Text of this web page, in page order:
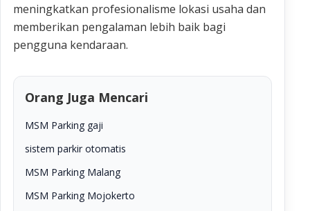
meningkatkan profesionalisme lokasi usaha dan
memberikan pengalaman lebih baik bagi
pengguna kendaraan.
Orang Juga Mencari
MSM Parking gaji
sistem parkir otomatis
MSM Parking Malang
MSM Parking Mojokerto